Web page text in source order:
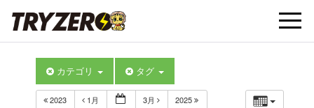
t
カテゴリ タグ
2023 1月 3月 2025